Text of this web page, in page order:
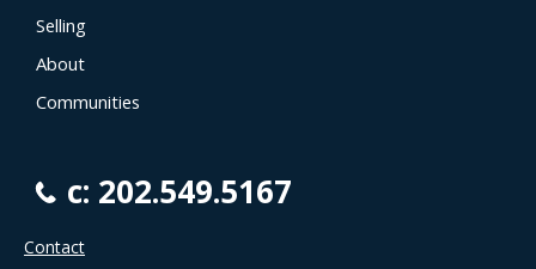
Selling
About
Communities
c: 202.549.5167
Contact